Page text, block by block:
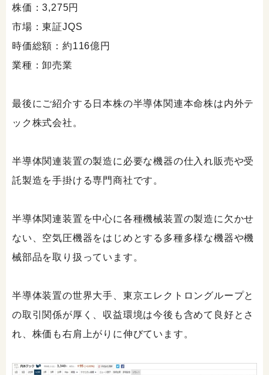
株価：3,275円
市場：東証JQS
時価総額：約116億円
業種：卸売業
最後にご紹介する日本株の半導体関連本命株は内外テ
ック株式会社。
半導体関連装置の製造に必要な機器の仕入れ販売や受
託製造を手掛ける専門商社です。
半導体関連装置を中心に各種機械装置の製造に欠かせ
ない、空気圧機器をはじめとする多種多様な機器や機
械部品を取り扱っています。
半導体装置の世界大手、東京エレクトロングループと
の取引関係が厚く、収益環境は今後も含めて良好とさ
れ、株価も右肩上がりに伸びています。